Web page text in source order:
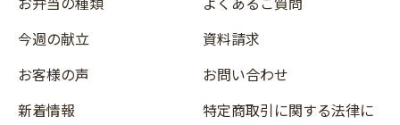
今週の献立
お客様の声
新着情報
資料請求
お問い合わせ
特定商取引に関する法律に